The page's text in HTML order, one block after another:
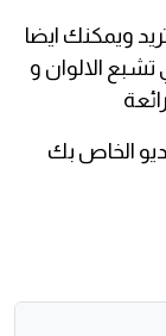
ويمكنك ايضا
تشبع الالوان و
الخاص بك